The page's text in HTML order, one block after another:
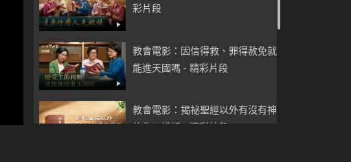
彩片段
教會電影：因信得救、罪得赦免就
能進天國嗎 - 精彩片段
教會電影：揭祕聖經以外有沒有神
的作工說話 - 精彩片段